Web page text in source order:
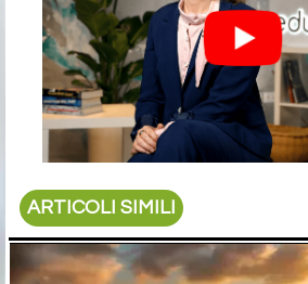
ARTICOLI SIMILI